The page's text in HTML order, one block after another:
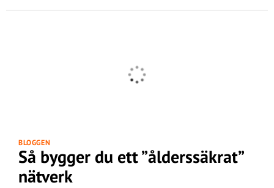
BLOGGEN
Så bygger du ett ”ålderssäkrat”
nätverk